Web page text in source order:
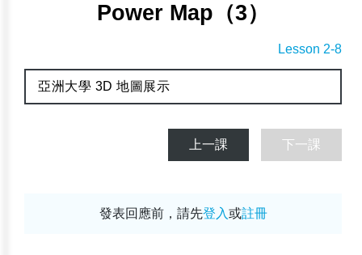
Power Map（3）
Lesson 2-8
亞洲大學 3D 地圖展示
上一課 下一課
發表回應前，請先登入或註冊